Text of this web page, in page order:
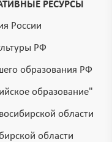
РЕСУРСЫ
России
РФ
образования РФ
образование"
области
области